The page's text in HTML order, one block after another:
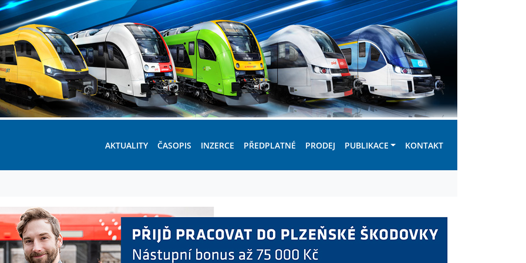
AKTUALITY ČASOPIS INZERCE PŘEDPLATNÉ PRODEJ PUBLIKACE KONTAKT